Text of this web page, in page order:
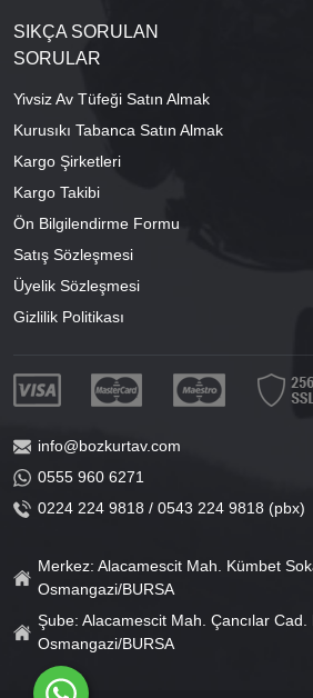
SIKÇA SORULAN
SORULAR
Yivsiz Av Tüfeği Satın Almak
Kurusıkı Tabanca Satın Almak
Kargo Şirketleri
Kargo Takibi
Ön Bilgilendirme Formu
Satış Sözleşmesi
Üyelik Sözleşmesi
Gizlilik Politikası
info@bozkurtav.com
0555 960 6271
0224 224 9818 / 0543 224 9818 (pbx)
Merkez: Alacamescit Mah. Kümbet
Osmangazi/BURSA
Şube: Alacamescit Mah. Çancılar Cad.
Osmangazi/BURSA